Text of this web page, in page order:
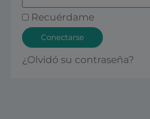
Recuérdame
Conectarse
¿Olvidó su contraseña?